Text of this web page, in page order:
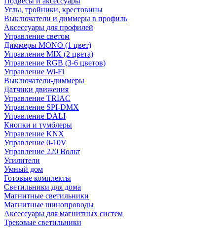
Углы, тройники, крестовины
Выключатели и диммеры в профиль
Аксессуары для профилей
Управление светом
Диммеры MONO (1 цвет)
Управление MIX (2 цвета)
Управление RGB (3-6 цветов)
Управление Wi-Fi
Выключатели-диммеры
Датчики движения
Управление TRIAC
Управление SPI-DMX
Управление DALI
Кнопки и тумблеры
Управление KNX
Управление 0-10V
Управление 220 Вольт
Усилители
Умный дом
Готовые комплекты
Светильники для дома
Магнитные светильники
Магнитные шинопроводы
Аксессуары для магнитных систем
Трековые светильники